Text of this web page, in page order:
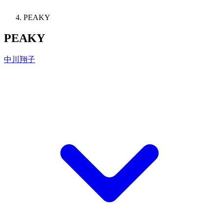
PEAKY
PEAKY
中川翔子